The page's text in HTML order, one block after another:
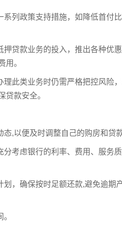
列政策支持措施，如降低首付
贷款业务的投入，推出各种优
用。
此类业务时仍需严格把控风险
贷款安全。
,以便及时调整自己的购房和贷款
考虑银行的利率、费用、服务
，确保按时足额还款,避免逾期